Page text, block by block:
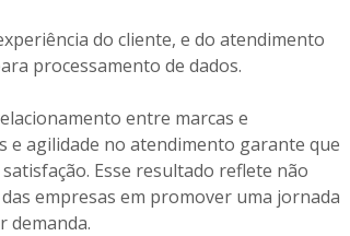
do cliente, e do atendimento
processamento de dados.
entre marcas e
e agilidade no atendimento garante que
Esse resultado reflete não
empresas em promover uma jornada
demanda.